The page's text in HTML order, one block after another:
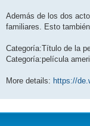
Además de los dos
familiares. Esto
Categoría:Título de la
Categoría:película
More details: https://